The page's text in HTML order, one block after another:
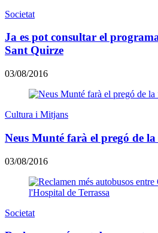
Societat
Ja es pot consultar el
Sant Quirze
03/08/2016
Cultura i Mitjans
Neus Munté farà el pregó de
03/08/2016
Societat